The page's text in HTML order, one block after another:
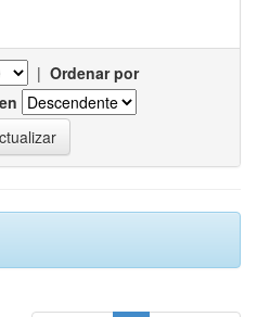
| Ordenar por